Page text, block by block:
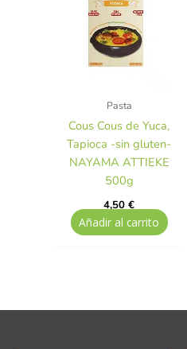
Pasta
Cous Cous de Yuca,
Tapioca -sin gluten-
NAYAMA ATTIEKE
500g
4,50€
Añadir al carrito